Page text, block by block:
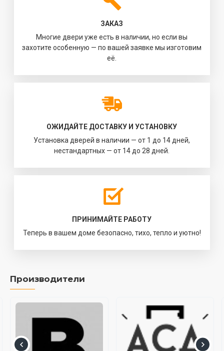
ЗАКАЗ
Многие двери уже есть в наличии, но если вы
захотите особенную — по вашей заявке мы изготовим
её.
ОЖИДАЙТЕ ДОСТАВКУ И УСТАНОВКУ
Установка дверей в наличии — от 1 до 14 дней,
нестандартных — от 14 до 28 дней.
ПРИНИМАЙТЕ РАБОТУ
Теперь в вашем доме безопасно, тихо, тепло и уютно!
Производители